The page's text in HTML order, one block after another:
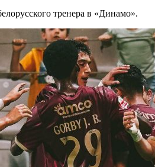
тренера в «Динамо».